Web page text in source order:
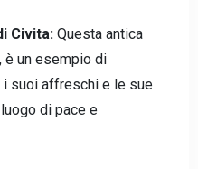
Civita: Questa antica
è un esempio di
i suoi affreschi e le sue
di pace e